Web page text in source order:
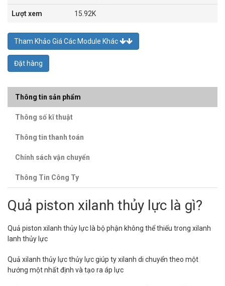
Lượt xem 15.92K
Tham Khảo Giá Các Module Khác
Đặt hàng
Thông tin sản phẩm
Thông số kĩ thuật
Thông tin thanh toán
Chính sách vận chuyển
Thông Tin Công Ty
Quả piston xilanh thủy lực là gì?
Quả piston xilanh thủy lực là bộ phận không thể thiếu trong xilanh
lanh thủy lực
Quả xilanh thủy lực thủy lực giúp ty xilanh di chuyển theo một
hướng một nhất định và tạo ra áp lực